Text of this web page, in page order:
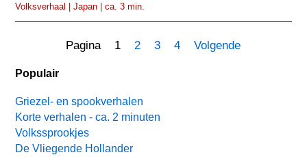
Volksverhaal | Japan | ca. 3 min.
Pagina 12 3 4 Volgende
Populair
Griezel- en spookverhalen
Korte verhalen - ca. 2 minuten
Volkssprookjes
De Vliegende Hollander